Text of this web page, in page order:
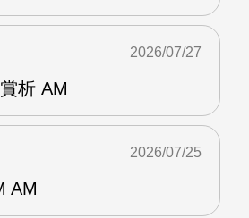
析 AM
2026/07/27
AM
2026/07/25